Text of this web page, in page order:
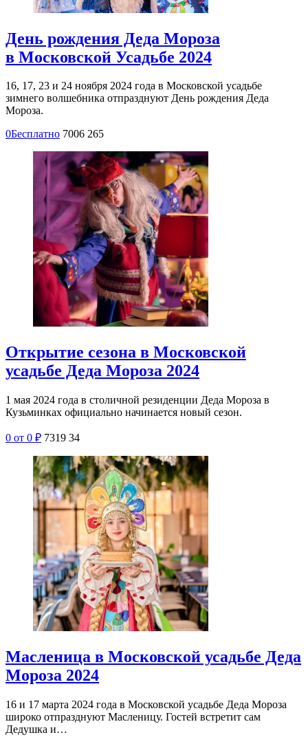
День рождения Деда Мороза
в Московской Усадьбе 2024
16, 17, 23 и 24 ноября 2024 года в Московской усадьбе
зимнего волшебника отпразднуют День рождения Деда
Мороза.
0Бесплатно 7006 265
Открытие сезона в Московской
усадьбе Деда Мороза 2024
1 мая 2024 года в столичной резиденции Деда Мороза в
Кузьминках официально начинается новый сезон.
0 от 0 ₽ 7319 34
Масленица в Московской усадьбе Деда
Мороза 2024
16 и 17 марта 2024 года в Московской усадьбе Деда Мороза
широко отпразднуют Масленицу. Гостей встретит сам
Дедушка и…